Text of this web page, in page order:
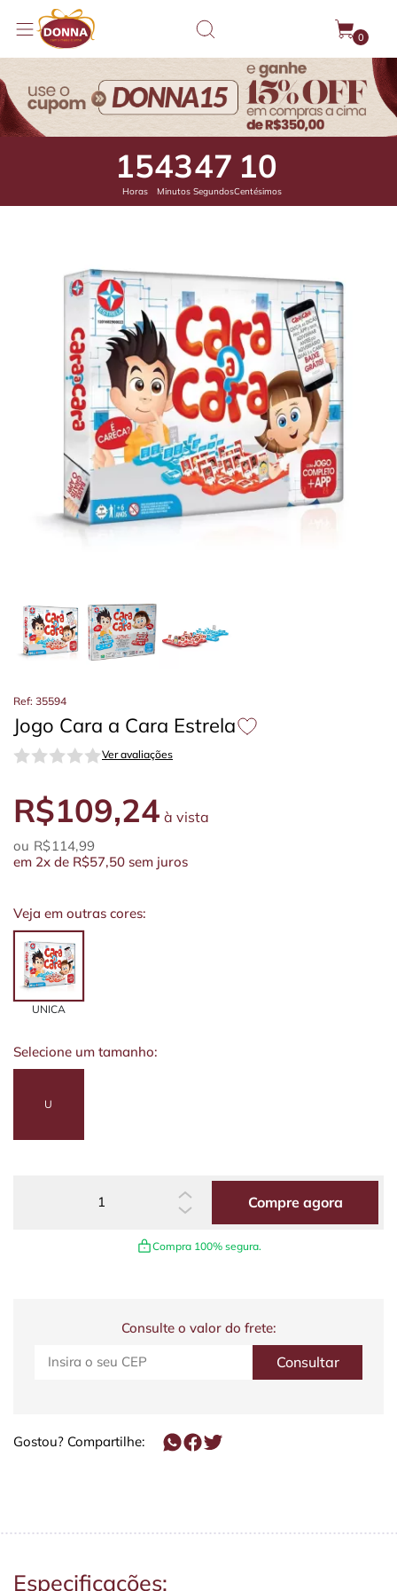
0
15
Horas
43
Minutos
46
Segundos
66
Centésimos
Ref: 35594
Jogo Cara a Cara Estrela
Ver avaliações
R$109,24 à vista
R$114,99
em 2x de R$57,50 sem juros
Veja em outras cores:
UNICA
Selecione um tamanho:
U
Compre agora
Compra 100% segura.
Consulte o valor do frete:
Gostou? Compartilhe:
Especificações: